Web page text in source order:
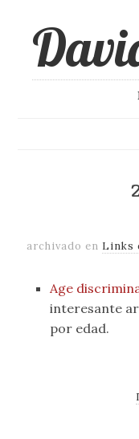
archivado en Links
Age
interesante
por edad.